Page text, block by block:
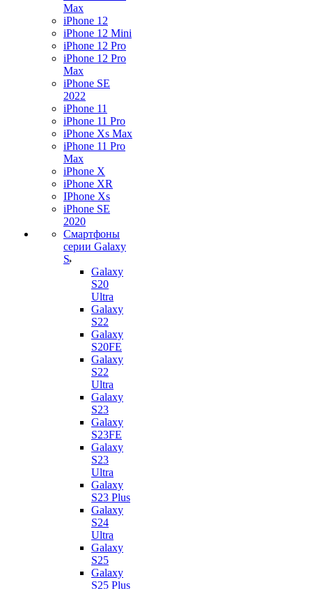
Max
iPhone 12
iPhone 12 Mini
iPhone 12 Pro
iPhone 12 Pro
Max
iPhone SE
2022
iPhone 11
iPhone 11 Pro
iPhone Xs Max
iPhone 11 Pro
Max
iPhone X
iPhone XR
IPhone Xs
iPhone SE
2020
Смартфоны
серии Galaxy
S
Galaxy
S20
Ultra
Galaxy
S22
Galaxy
S20FE
Galaxy
S22
Ultra
Galaxy
S23
Galaxy
S23FE
Galaxy
S23
Ultra
Galaxy
S23 Plus
Galaxy
S24
Ultra
Galaxy
S25
Galaxy
S25 Plus